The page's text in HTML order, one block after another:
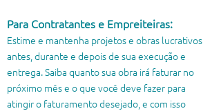
Para Contratantes e Empreiteiras:
Estime e mantenha projetos e obras lucrativos
antes, durante e depois de sua execução e
entrega. Saiba quanto sua obra irá faturar no
próximo mês e o que você deve fazer para
atingir o faturamento desejado, e com isso